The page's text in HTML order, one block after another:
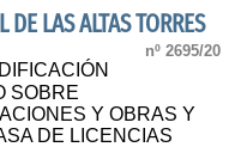
LAS ALTAS TORRES
nº 2695/20
SOBRE
Y OBRAS Y
DE LICENCIAS